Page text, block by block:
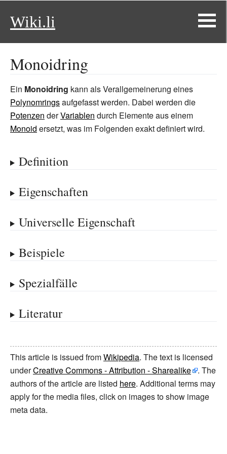
Wiki.li
Monoidring
Ein Monoidring kann als Verallgemeinerung eines
Polynomringsaufgefasst werden. Dabei werden die
Potenzen derVariablen durch Elemente aus einem
Monoid ersetzt, was im Folgenden exakt definiert wird.
Definition
Eigenschaften
Universelle Eigenschaft
Beispiele
Spezialfälle
Literatur
This article is issued fromWikipedia. The text is licensed
underCreative Commons - Attribution - Sharealike
. The
authors of the article are listed here. Additional terms may
apply for the media files, click on images to show image
meta data.